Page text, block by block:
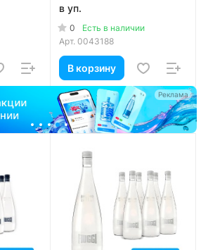
в уп.
0
Есть в наличии
Арт. 0043188
В корзину